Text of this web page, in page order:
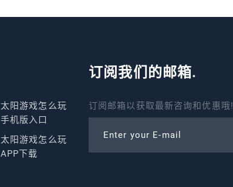
太阳游戏怎么玩
手机版入口
太阳游戏怎么玩
APP下载
订阅我们的邮箱.
订阅邮箱以获取最新咨询和优惠哦!
Enter your E-mail